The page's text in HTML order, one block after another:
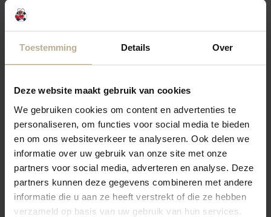
Toestemming Details Over
Deze website maakt gebruik van cookies
We gebruiken cookies om content en advertenties te
personaliseren, om functies voor social media te bieden
en om ons websiteverkeer te analyseren. Ook delen we
informatie over uw gebruik van onze site met onze
partners voor social media, adverteren en analyse. Deze
partners kunnen deze gegevens combineren met andere
informatie die u aan ze heeft verstrekt of die ze hebben
verzameld op basis van uw gebruik van hun services.
4 nights — — €780.-
5 nights — — €952.50
6 nights — — €1,107.-
7 nights €1,261.50